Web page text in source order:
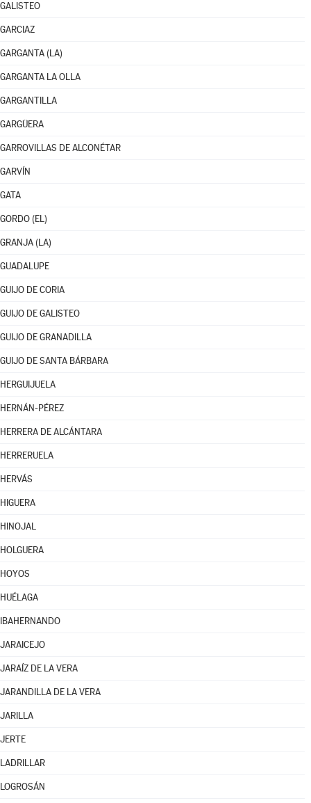
GALISTEO
GARCIAZ
GARGANTA (LA)
GARGANTA LA OLLA
GARGANTILLA
GARGÜERA
GARROVILLAS DE ALCONÉTAR
GARVÍN
GATA
GORDO (EL)
GRANJA (LA)
GUADALUPE
GUIJO DE CORIA
GUIJO DE GALISTEO
GUIJO DE GRANADILLA
GUIJO DE SANTA BÁRBARA
HERGUIJUELA
HERNÁN-PÉREZ
HERRERA DE ALCÁNTARA
HERRERUELA
HERVÁS
HIGUERA
HINOJAL
HOLGUERA
HOYOS
HUÉLAGA
IBAHERNANDO
JARAICEJO
JARAÍZ DE LA VERA
JARANDILLA DE LA VERA
JARILLA
JERTE
LADRILLAR
LOGROSÁN